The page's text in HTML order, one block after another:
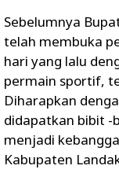
Sebelumnya
telah membuka
hari yang lalu
permain sportif,
Diharapkan
didapatkan bibit -
menjadi
Kabupaten